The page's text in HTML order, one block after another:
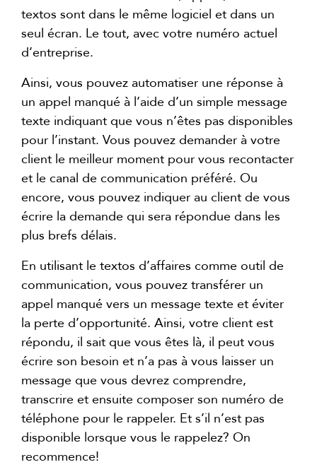
textos sont dans le même logiciel et dans un
seul écran. Le tout, avec votre numéro actuel
d’entreprise.
Ainsi, vous pouvez automatiser une réponse à
un appel manqué à l’aide d’un simple message
texte indiquant que vous n’êtes pas disponibles
pour l’instant. Vous pouvez demander à votre
client le meilleur moment pour vous recontacter
et le canal de communication préféré. Ou
encore, vous pouvez indiquer au client de vous
écrire la demande qui sera répondue dans les
plus brefs délais.
En utilisant le textos d’affaires comme outil de
communication, vous pouvez transférer un
appel manqué vers un message texte et éviter
la perte d’opportunité. Ainsi, votre client est
répondu, il sait que vous êtes là, il peut vous
écrire son besoin et n’a pas à vous laisser un
message que vous devrez comprendre,
transcrire et ensuite composer son numéro de
téléphone pour le rappeler. Et s’il n’est pas
disponible lorsque vous le rappelez? On
recommence!